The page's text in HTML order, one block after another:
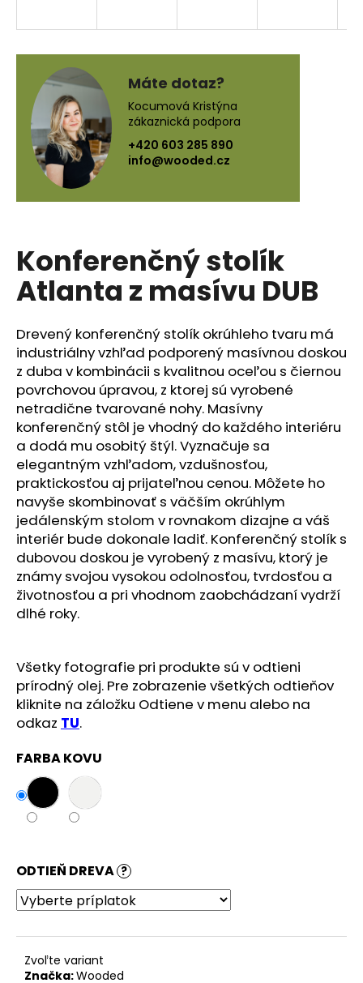
Konferenčný stolík
Atlanta z masívu DUB
Drevený konferenčný stolík okrúhleho tvaru má
industriálny vzhľad podporený masívnou doskou
z duba v kombinácii s kvalitnou oceľou s čiernou
povrchovou úpravou, z ktorej sú vyrobené
netradične tvarované nohy. Masívny
konferenčný stôl je vhodný do každého interiéru
a dodá mu osobitý štýl. Vyznačuje sa
elegantným vzhľadom, vzdušnosťou,
praktickosťou aj prijateľnou cenou. Môžete ho
navyše skombinovať s väčším okrúhlym
jedálenským stolom v rovnakom dizajne a váš
interiér bude dokonale ladiť. Konferenčný stolík s
dubovou doskou je vyrobený z masívu, ktorý je
známy svojou vysokou odolnosťou, tvrdosťou a
životnosťou a pri vhodnom zaobchádzaní vydrží
dlhé roky.
Všetky fotografie pri produkte sú v odtieni
prírodný olej. Pre zobrazenie všetkých odtieňov
kliknite na záložku Odtiene v menu alebo na
odkaz TU.
FARBA KOVU
ODTIEŇ DREVA ?
Zvoľte variant
Značka:Wooded
Máte dotaz?
Kocumová Kristýna
zákaznická podpora
+420 603 285 890
info@wooded.cz
s
O
d
p
r
ú
č
a
m
e